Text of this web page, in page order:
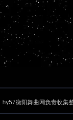
衡阳舞曲网负责收集